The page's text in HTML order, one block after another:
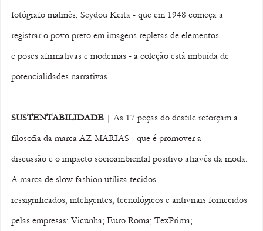
fotógrafo malinês, Seydou Keita - que em 1948 começa a
registrar o povo preto em imagens repletas de elementos
e poses afirmativas e modernas - a coleção está imbuída de
potencialidades narrativas.
SUSTENTABILIDADE | As 17 peças do desfile reforçam a
filosofia da marca AZ MARIAS - que é promover a
discussão e o impacto socioambiental positivo através da moda.
A marca de slow fashion utiliza tecidos
ressignificados, inteligentes, tecnológicos e antivirais fornecidos
pelas empresas: Vicunha; Euro Roma; TexPrima;